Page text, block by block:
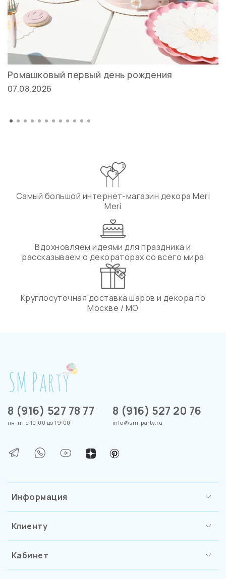
Ромашковый первый день рождения
07.08.2026
Самый большой интернет-магазин декора Meri
Meri
Вдохновляем идеями для праздника и
рассказываем о декораторах со всего мира
Круглосуточная доставка шаров и декора по
Москве / МО
Информация
Клиенту
Кабинет
8 (916) 527 78 77
пн-пт с 10:00 до 19:00
8 (916) 527 20 76
info@sm-party.ru